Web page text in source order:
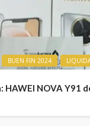
BUEN FIN 2024
HAWEI NOVA Y91